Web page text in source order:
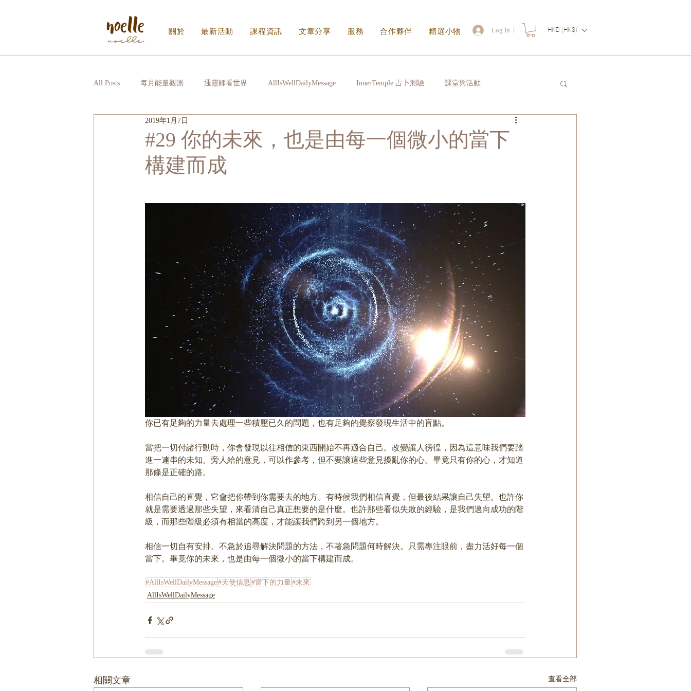
關於 最新活動 課程資訊 文章分享 服務 合作夥伴 精選小物 Log In HKD (HK$)
All Posts 每月能量觀測 通靈師看世界 AllIsWellDailyMessage InnerTemple 占卜測驗 課堂與活動
Noelle｜Noelle Inner Circle 讀一封信送給自己
寫給生活的信_EDM
#29 你的未來，也是由每一個微小的當下
構建而成
2019年1月7日
你已有足夠的力量去處理一些積壓已久的問題，也有足夠的覺察發現生活中的盲點。
當把一切付諸行動時，你會發現以往相信的東西開始不再適合自己。改變讓人徬徨，因為這意味我們要踏
進一連串的未知。旁人給的意見，可以作參考，但不要讓這些意見擾亂你的心。畢竟只有你的心，才知道
那條是正確的路。
相信自己的直覺，它會把你帶到你需要去的地方。有時候我們相信直覺，但最後結果讓自己失望。也許你
就是需要透過那些失望，來看清自己真正想要的是什麼。也許那些看似失敗的經驗，是我們邁向成功的階
級，而那些階級必須有相當的高度，才能讓我們跨到另一個地方。
相信一切自有安排。不急於追尋解決問題的方法，不著急問題何時解決。只需專注眼前，盡力活好每一個
當下。畢竟你的未來，也是由每一個微小的當下構建而成。
#AllIsWellDailyMessage#天使信息 #當下的力量#未來
AllIsWellDailyMessage
相關文章 查看全部